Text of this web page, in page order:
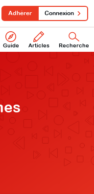
Guide Articles Recherche
Adhérer Connexion